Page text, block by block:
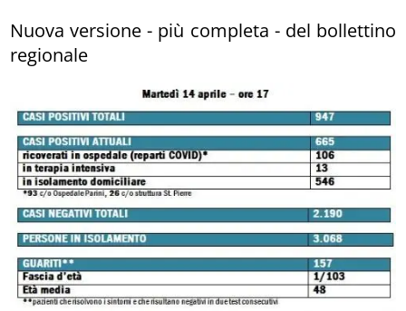
Nuova versione - più completa - del bollettino
regionale